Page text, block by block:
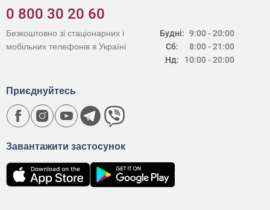
0 800 30 20 60
Будні:
Сб:
Нд:
9:00 - 20:00
8:00 - 21:00
10:00 - 20:00
Безкоштовно зі стаціонарних і
мобільних телефонів в Україні
Завантажити застосунок
Приєднуйтесь